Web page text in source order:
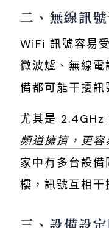
二、無線訊
WiFi 訊號容易
微波爐、無線
備都可能干擾訊
尤其是 2.4GHz
頻道擁擠，更
家中有多台設
樓，訊號互相干
三、設備設